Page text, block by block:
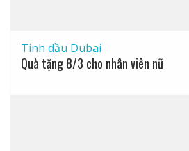
Tinh dầu Dubai
Quà tặng 8/3 cho nhân viên nữ